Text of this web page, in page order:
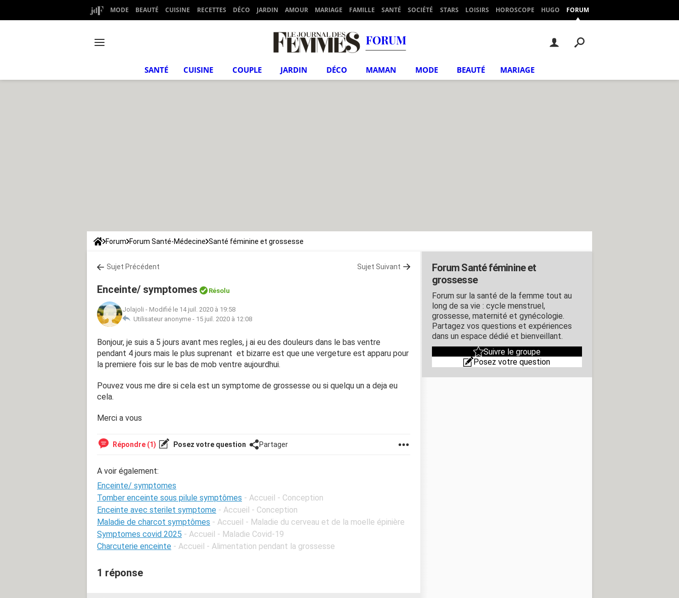
MODE BEAUTÉ CUISINE RECETTES DÉCO JARDIN AMOUR MARIAGE FAMILLE SANTÉ SOCIÉTÉ STARS LOISIRS HOROSCOPE HUGO FORUM
FORUM
SANTÉ CUISINE COUPLE JARDIN DÉCO MAMAN MODE BEAUTÉ MARIAGE
Forum Forum Santé-Médecine Santé féminine et grossesse
Sujet Précédent Sujet Suivant
Enceinte/ symptomes Résolu
Jolajoli - Modifié le 14 juil. 2020 à 19:58
Utilisateur anonyme - 15 juil. 2020 à 12:08
Bonjour, je suis a 5 jours avant mes regles, j ai eu des douleurs dans le bas ventre
pendant 4 jours mais le plus suprenant et bizarre est que une vergeture est apparu pour
la premiere fois sur le bas de mob ventre aujourdhui.
Pouvez vous me dire si cela est un symptome de grossesse ou si quelqu un a deja eu
cela.
Merci a vous
Répondre (1) Posez votre question Partager
A voir également:
Enceinte/ symptomes
Tomber enceinte sous pilule symptômes - Accueil - Conception
Enceinte avec sterilet symptome - Accueil - Conception
Maladie de charcot symptômes - Accueil - Maladie du cerveau et de la moelle épinière
Symptomes covid 2025 - Accueil - Maladie Covid-19
Charcuterie enceinte - Accueil - Alimentation pendant la grossesse
1 réponse
Forum Santé féminine et
grossesse
Forum sur la santé de la femme tout au
long de sa vie : cycle menstruel,
grossesse, maternité et gynécologie.
Partagez vos questions et expériences
dans un espace dédié et bienveillant.
Suivre le groupe
Posez votre question